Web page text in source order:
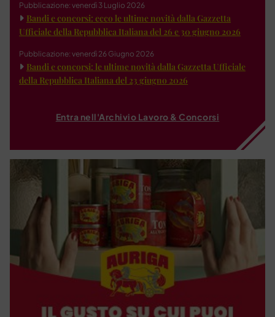
Pubblicazione: venerdì 3 Luglio 2026
Bandi e concorsi: ecco le ultime novità dalla Gazzetta
Ufficiale della Repubblica Italiana del 26 e 30 giugno 2026
Pubblicazione: venerdì 26 Giugno 2026
Bandi e concorsi: le ultime novità dalla Gazzetta Ufficiale
della Repubblica Italiana del 23 giugno 2026
Entra nell'Archivio Lavoro & Concorsi